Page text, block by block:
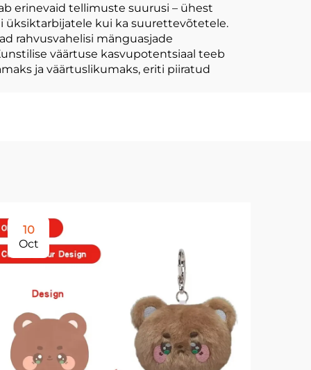
erinevaid tellimuste suurusi – ühest
üksiktarbijatele kui ka suurettevõtetele.
rahvusvahelisi mänguasjade
väärtuse kasvupotentsiaal teeb
ja väärtuslikumaks, eriti piiratud
10
Oct